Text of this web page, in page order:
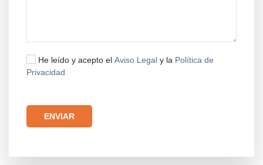
He leído y acepto el Aviso Legal y la Política de
Privacidad